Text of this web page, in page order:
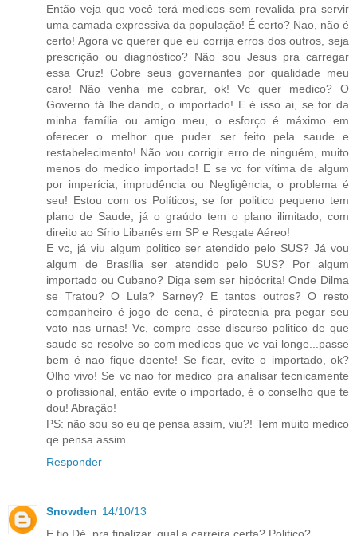
Então veja que você terá medicos sem revalida pra servir
uma camada expressiva da população! É certo? Nao, não é
certo! Agora vc querer que eu corrija erros dos outros, seja
prescrição ou diagnóstico? Não sou Jesus pra carregar
essa Cruz! Cobre seus governantes por qualidade meu
caro! Não venha me cobrar, ok! Vc quer medico? O
Governo tá lhe dando, o importado! E é isso ai, se for da
minha família ou amigo meu, o esforço é máximo em
oferecer o melhor que puder ser feito pela saude e
restabelecimento! Não vou corrigir erro de ninguém, muito
menos do medico importado! E se vc for vítima de algum
por imperícia, imprudência ou Negligência, o problema é
seu! Estou com os Políticos, se for politico pequeno tem
plano de Saude, já o graúdo tem o plano ilimitado, com
direito ao Sírio Libanês em SP e Resgate Aéreo!
E vc, já viu algum politico ser atendido pelo SUS? Já vou
algum de Brasília ser atendido pelo SUS? Por algum
importado ou Cubano? Diga sem ser hipócrita! Onde Dilma
se Tratou? O Lula? Sarney? E tantos outros? O resto
companheiro é jogo de cena, é pirotecnia pra pegar seu
voto nas urnas! Vc, compre esse discurso politico de que
saude se resolve so com medicos que vc vai longe...passe
bem é nao fique doente! Se ficar, evite o importado, ok?
Olho vivo! Se vc nao for medico pra analisar tecnicamente
o profissional, então evite o importado, é o conselho que te
dou! Abração!
PS: não sou so eu qe pensa assim, viu?! Tem muito medico
qe pensa assim...
Responder
Snowden 14/10/13
E tio Dé, pra finalizar, qual a carreira certa? Politico?